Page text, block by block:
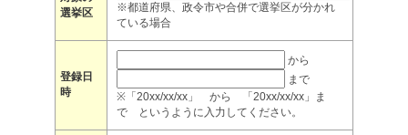
選挙区
※都道府県、政令市や合併で選挙区が分かれ
ている場合
登録日
時
から
まで
※「20xx/xx/xx」 から 「20xx/xx/xx」ま
で というように入力してください。